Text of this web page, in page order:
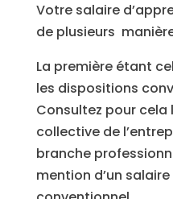
Votre salaire
de plusieurs
La première étant
les dispositions
Consultez pour cela
collective de
branche
mention d’un